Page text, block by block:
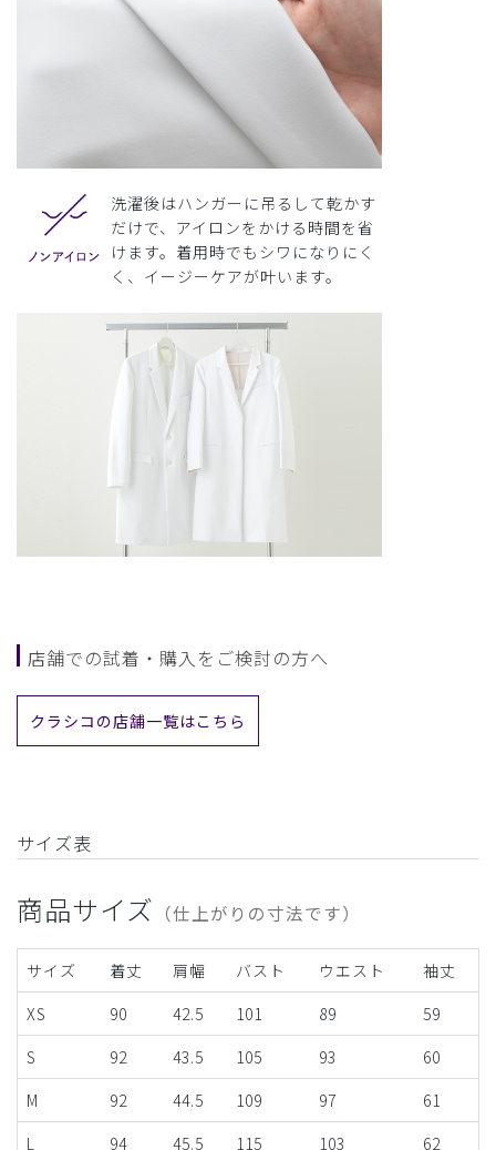
洗濯後はハンガーに吊るして乾かす
だけで、アイロンをかける時間を省
けます。着用時でもシワになりにく
く、イージーケアが叶います。
店舗での試着・購入をご検討の方へ
クラシコの店舗一覧はこちら
サイズ表
商品サイズ （仕上がりの寸法です）
サイズ 着丈 肩幅 バスト ウエスト
袖丈
XS
90 42.5 101 89
59
S
92 43.5 105 93
60
M
92 44.5 109 97
61
L
94 45.5 115 103 62